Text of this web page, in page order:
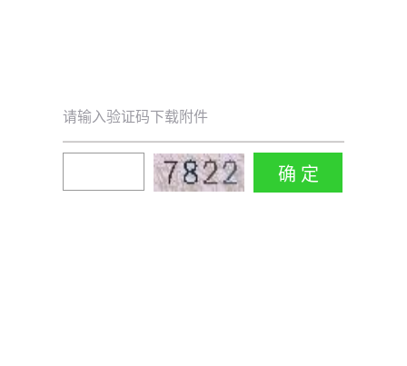
请输入验证码下载附件